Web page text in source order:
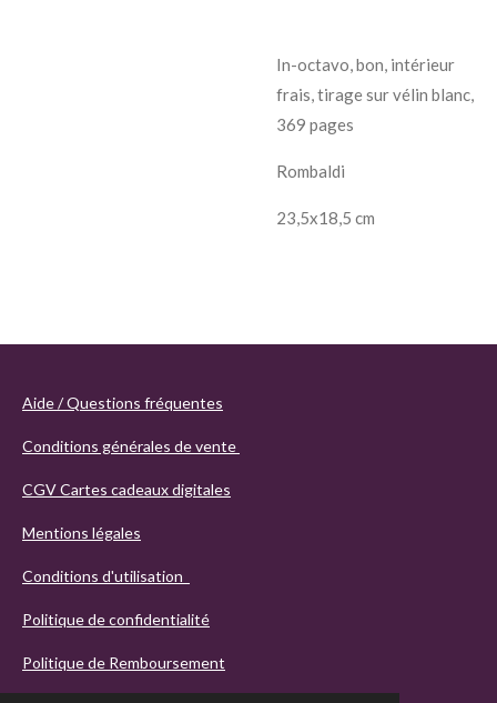
In-octavo, bon, intérieur
frais, tirage sur vélin blanc,
369 pages
Rombaldi
23,5x18,5 cm
Aide / Questions fréquentes
Conditions générales de vente
CGV Cartes cadeaux digitales
Mentions légales
Conditions d'utilisation
Politique de confidentialité
Politique de Remboursement